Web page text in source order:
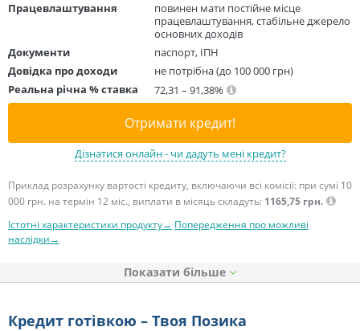
Працевлаштування
повинен мати постійне місце
працевлаштування, стабільне джерело
основних доходів
Документи
паспорт, ІПН
Довідка про доходи
не потрібна (до 100 000 грн)
Реальна річна % ставка
72,31 – 91,38%
Отримати кредит!
Дізнатися онлайн - чи дадуть мені кредит?
Приклад розрахунку вартості кредиту, включаючи всі комісії: при сумі 10
000 грн. на термін 12 міс., виплати в місяць складуть: 1165,75 грн.
Істотні характеристики продукту→ Попередження про можливі
наслідки→
Показати
Кредит готівкою – Твоя Позика